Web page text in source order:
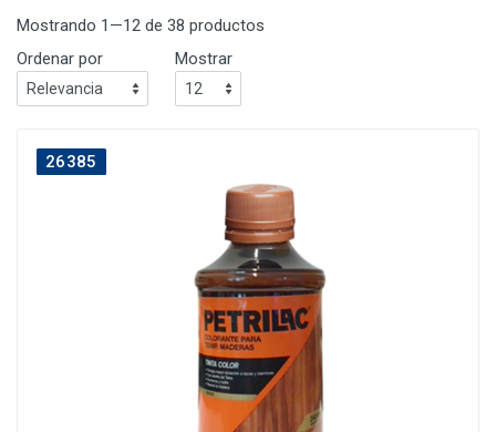
Mostrando 1—12 de 38 productos
Ordenar por
Mostrar
26385